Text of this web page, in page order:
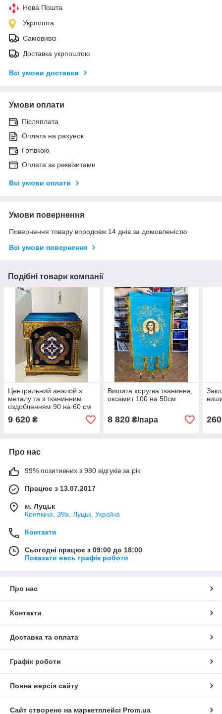
Нова Пошта
Укрпошта
Самовивіз
Доставка укрпоштою
Всі умови доставки
Умови оплати
Післяплата
Оплата на рахунок
Готівкою
Оплата за реквізитами
Всі умови оплати
Умови повернення
Повернення товару впродовж 14 днів за домовленістю
Всі умови повернення
Подібні товари компанії
Центральний аналой з
металу та з тканинним
оздобленням 90 на 60 см
9 620 ₴
Вишита хоругва тканинна,
оксамит 100 на 50см
8 820₴/пара 260
Про нас
99% позитивних з 980 відгуків за рік
Працює з 13.07.2017
м. Луцьк
Конякіна, 39а, Луцьк, Україна
Контакти
Сьогодні працює з 09:00 до 18:00
Показати весь графік роботи
Про нас
Контакти
Доставка та оплата
Графік роботи
Повна версія сайту
Сайт створено на маркетплейсі Prom.ua